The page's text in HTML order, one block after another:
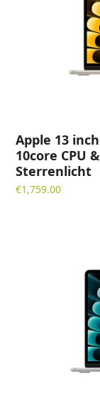
Apple 13
10core CPU
Sterrenlicht
€1,759.00